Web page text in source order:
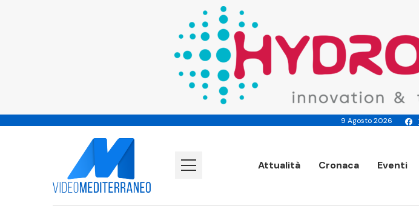
9 Agosto 2026
Attualità Cronaca Eventi